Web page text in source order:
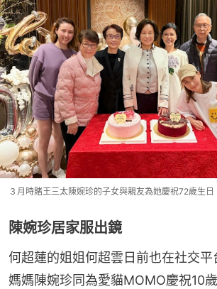
３月時賭王三太陳婉珍的子女與親友為她慶祝72歲生日
陳婉珍居家服出鏡
何超蓮的姐姐何超雲日前也在社交
媽媽陳婉珍同為愛貓MOMO慶祝10